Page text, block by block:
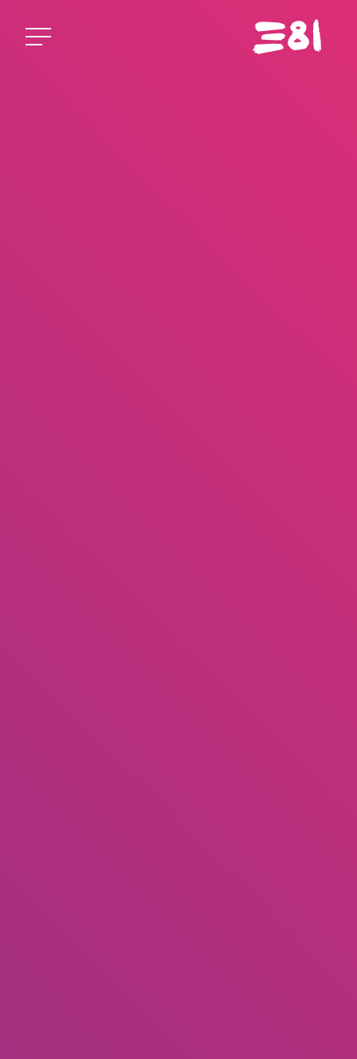
Startseite